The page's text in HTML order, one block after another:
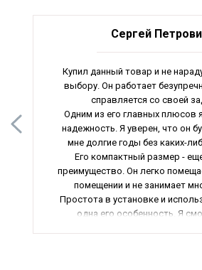
Сергей
Купил данный товар и не
выбору. Он работает
справляется со своей
Одним из его главных плюсов
надежность. Я уверен, что он
мне долгие годы без каких-
Его компактный размер -
преимущество. Он легко
помещении и не занимает
Простота в установке и
одна его особенность. Я